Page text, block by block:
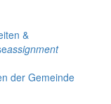
&
assignment
der Gemeinde